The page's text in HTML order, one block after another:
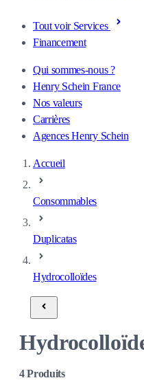
Tout voir Services
Financement
Qui sommes-nous ?
Henry Schein France
Nos valeurs
Carrières
Agences Henry Schein
Accueil
Consommables
Duplicatas
Hydrocolloïdes
4Produits